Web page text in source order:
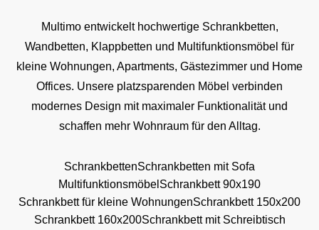
Multimo entwickelt hochwertige Schrankbetten,
Wandbetten, Klappbetten und Multifunktionsmöbel für
kleine Wohnungen, Apartments, Gästezimmer und Home
Offices. Unsere platzsparenden Möbel verbinden
modernes Design mit maximaler Funktionalität und
schaffen mehr Wohnraum für den Alltag.
SchrankbettenSchrankbetten mit Sofa
Multifunktionsmöbel Schrankbett 90x190
Schrankbett für kleine WohnungenSchrankbett 150x200
Schrankbett 160x200Schrankbett mit Schreibtisch